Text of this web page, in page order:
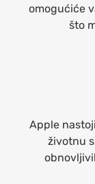
omogućiće
što
Apple
životnu